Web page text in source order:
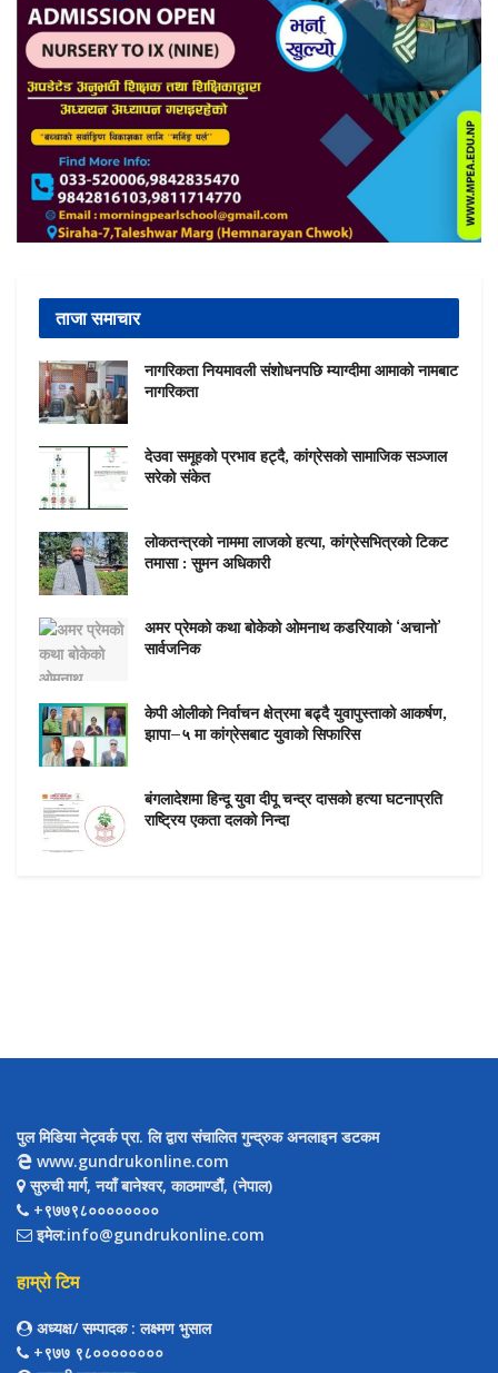
ताजा समाचार
नागरिकता नियमावली संशोधनपछि म्याग्दीमा आमाको नामबाट
नागरिकता
देउवा समूहको प्रभाव हट्दै, कांग्रेसको सामाजिक सञ्जाल
सरेको संकेत
लोकतन्त्रको नाममा लाजको हत्या, कांग्रेसभित्रको टिकट
तमासा : सुमन अधिकारी
अमर प्रेमको कथा बोकेको ओमनाथ कडरियाको ‘अचानो’
सार्वजनिक
केपी ओलीको निर्वाचन क्षेत्रमा बढ्दै युवापुस्ताको आकर्षण,
झापा–५ मा कांग्रेसबाट युवाको सिफारिस
बंगलादेशमा हिन्दू युवा दीपू चन्द्र दासको हत्या घटनाप्रति
राष्ट्रिय एकता दलको निन्दा
पुल मिडिया नेट्वर्क प्रा. लि द्वारा संचालित गुन्द्रुक अनलाइन डटकम
www.gundrukonline.com
सुरुची मार्ग, नयाँ बानेश्वर, काठमाण्डौैं, (नेपाल)
+९७७९८००००००००
इमेल:info@gundrukonline.com
हाम्रो टिम
अध्यक्ष/ सम्पादक: लक्ष्मण भुसाल
+९७७ ९८००००००००